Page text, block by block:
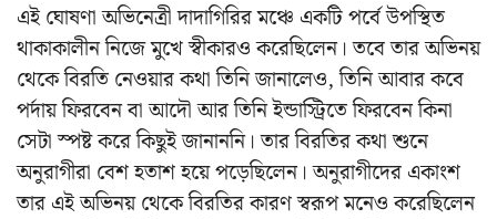
এই ঘোষণা অভিনেত্রী দাদাগিরির মঞ্চে একটি পর্বে উপস্থিত
থাকাকালীন নিজে মুখে স্বীকারও করেছিলেন। তবে তার অভিনয়
থেকে বিরতি নেওয়ার কথা তিনি জানালেও, তিনি আবার কবে
পর্দায় ফিরবেন বা আদৌ আর তিনি ইন্ডাস্ট্রিতে ফিরবেন কিনা
সেটা স্পষ্ট করে কিছুই জানাননি। তার বিরতির কথা শুনে
অনুরাগীরা বেশ হতাশ হয়ে পড়েছিলেন। অনুরাগীদের একাংশ
তার এই অভিনয় থেকে বিরতির কারণ স্বরূপ মনেও করেছিলেন